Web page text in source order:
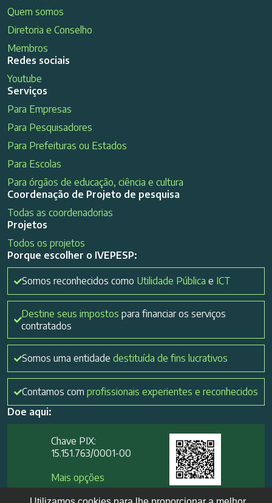
Quem somos
Diretoria e Conselho
Membros
Redes sociais
Youtube
Serviços
Para Empresas
Para Pesquisadores
Para Prefeituras ou Estados
Para Escolas
Para órgãos de educação, ciência e cultura
Coordenação de Projeto de pesquisa
Todas as coordenadorias
Projetos
Todos os projetos
Porque escolher o IVEPESP:
Somos reconhecidos como Utilidade Pública e ICT
Destine seus impostos para financiar os serviços
contratados
Somos uma entidade destituída de fins lucrativos
Contamos com profissionais experientes e reconhecidos
Doe aqui:
Chave PIX:
15.151.763/0001-00​
Mais opções